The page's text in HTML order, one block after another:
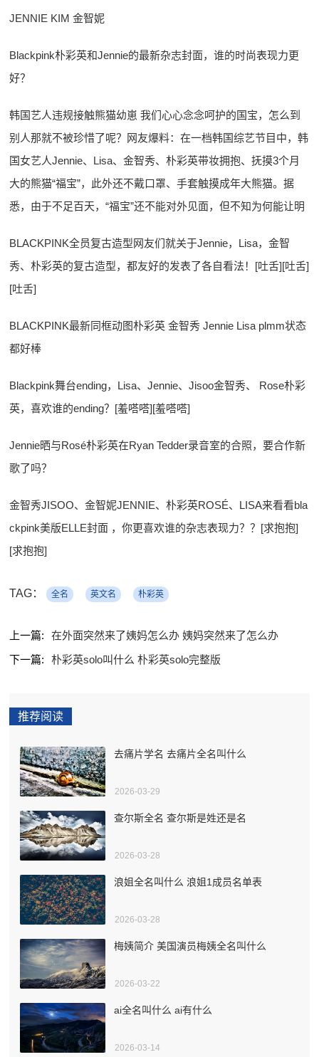
JENNIE KIM 金智妮
Blackpink朴彩英和Jennie的最新杂志封面，谁的时尚表现力更
好？
韩国艺人违规接触熊猫幼崽 我们心心念念呵护的国宝，怎么到
别人那就不被珍惜了呢？网友爆料：在一档韩国综艺节目中，韩
国女艺人Jennie、Lisa、金智秀、朴彩英带妆拥抱、抚摸3个月
大的熊猫“福宝”，此外还不戴口罩、手套触摸成年大熊猫。据
悉，由于不足百天，“福宝”还不能对外见面，但不知为何能让明
BLACKPINK全员复古造型网友们就关于Jennie，Lisa，金智
秀、朴彩英的复古造型，都友好的发表了各自看法！[吐舌][吐舌]
[吐舌]
BLACKPINK最新同框动图朴彩英 金智秀 Jennie Lisa plmm状态
都好棒
Blackpink舞台ending，Lisa、Jennie、Jisoo金智秀、 Rose朴彩
英，喜欢谁的ending？[羞嗒嗒][羞嗒嗒]
Jennie晒与Rosé朴彩英在Ryan Tedder录音室的合照，要合作新
歌了吗？
金智秀JISOO、金智妮JENNIE、朴彩英ROSÉ、LISA来看看bla
ckpink美版ELLE封面 ，你更喜欢谁的杂志表现力？？[求抱抱]
[求抱抱]
TAG： 全名 英文名 朴彩英
上一篇:
在外面突然来了姨妈怎么办 姨妈突然来了怎么办
下一篇:
朴彩英solo叫什么 朴彩英solo完整版
推荐阅读
去痛片学名 去痛片全名叫什么
2026-03-29
查尔斯全名 查尔斯是姓还是名
2026-03-28
浪姐全名叫什么 浪姐1成员名单表
2026-03-28
梅姨简介 美国演员梅姨全名叫什么
2026-03-22
ai全名叫什么 ai有什么
2026-03-14